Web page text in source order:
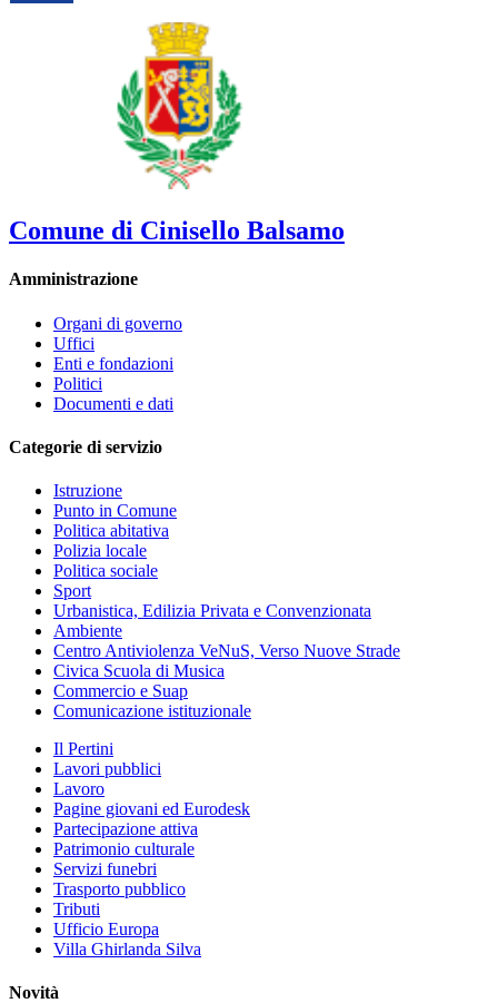
Comune di Cinisello Balsamo
Amministrazione
Organi di governo
Uffici
Enti e fondazioni
Politici
Documenti e dati
Categorie di servizio
Istruzione
Punto in Comune
Politica abitativa
Polizia locale
Politica sociale
Sport
Urbanistica, Edilizia Privata e Convenzionata
Ambiente
Centro Antiviolenza VeNuS, Verso Nuove Strade
Civica Scuola di Musica
Commercio e Suap
Comunicazione istituzionale
Il Pertini
Lavori pubblici
Lavoro
Pagine giovani ed Eurodesk
Partecipazione attiva
Patrimonio culturale
Servizi funebri
Trasporto pubblico
Tributi
Ufficio Europa
Villa Ghirlanda Silva
Novità